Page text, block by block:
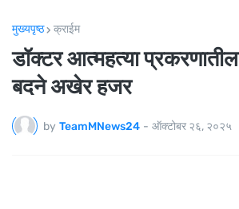
मुख्यपृष्ठ क्राईम
डॉक्टर आत्महत्या
बदने अखेर हजर
by TeamMNews24 - ऑक्टोबर २६, २०२५